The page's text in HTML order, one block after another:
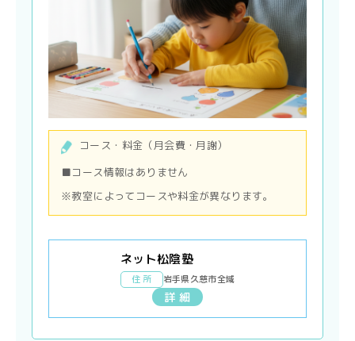
コース・料金（月会費・月謝）
■コース情報はありません
※教室によってコースや料金が異なります。
ネット松陰塾
住 所 岩手県久慈市全域
詳 細